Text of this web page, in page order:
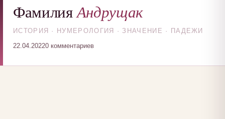
ФамилияАндрущак
ИСТОРИЯ · НУМЕРОЛОГИЯ · ЗНАЧЕНИЕ · ПАДЕЖИ
22.04.20220 комментариев